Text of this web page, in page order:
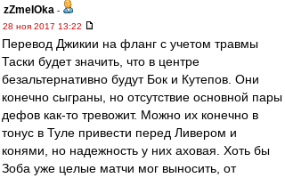
zZmeIOka -
28 ноя 2017 13:22
Перевод Джикии на фланг с учетом травмы
Таски будет значить, что в центре
безальтернативно будут Бок и Кутепов. Они
конечно сыграны, но отсутствие основной пары
дефов как-то тревожит. Можно их конечно в
тонус в Туле привести перед Ливером и
конями, но надежность у них аховая. Хоть бы
Зоба уже целые матчи мог выносить, от